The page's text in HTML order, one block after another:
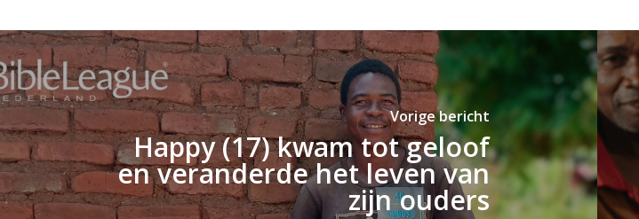
Vorige bericht
Happy (17) kwam tot geloof
en veranderde het leven van
zijn ouders